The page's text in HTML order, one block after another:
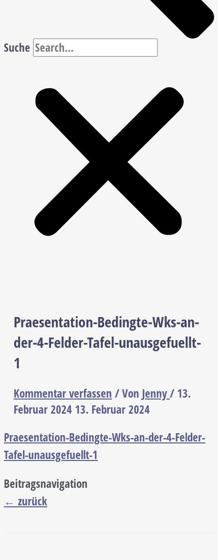
Suche
Praesentation-Bedingte-Wks-an-
der-4-Felder-Tafel-unausgefuellt-
1
Kommentar verfassen / Von Jenny/ 13.
Februar 2024 13. Februar 2024
Praesentation-Bedingte-Wks-an-der-4-Felder-
Tafel-unausgefuellt-1
Beitragsnavigation
← zurück